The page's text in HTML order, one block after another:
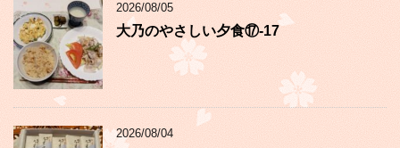
2026/08/05
大乃のやさしい夕食⑰-17
2026/08/04